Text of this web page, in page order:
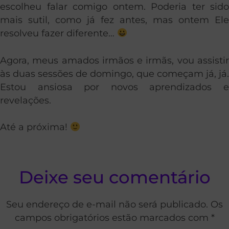
escolheu falar comigo ontem. Poderia ter sido
mais sutil, como já fez antes, mas ontem Ele
resolveu fazer diferente…
Agora, meus amados irmãos e irmãs, vou assistir
às duas sessões de domingo, que começam já, já.
Estou ansiosa por novos aprendizados e
revelações.
Até a próxima!
Deixe seu comentário
Seu endereço de e-mail não será publicado. Os
campos obrigatórios estão marcados com *